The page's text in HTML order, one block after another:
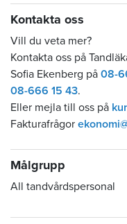
Kontakta oss
Vill du veta mer?
Kontakta oss på
Sofia Ekenberg på 08-
08-666 15 43.
Eller mejla till oss på
Fakturafrågor
Målgrupp
All tandvårdspersonal